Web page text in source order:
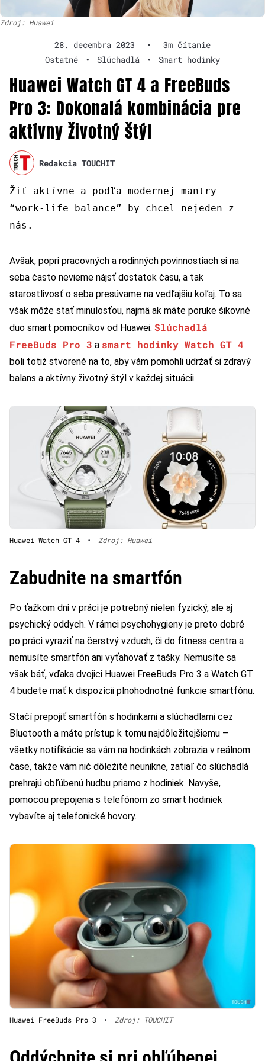
Zdroj: Huawei
28. decembra 2023 •
3m čítanie
Ostatné
• Slúchadlá • Smart hodinky
Huawei Watch GT 4 a FreeBuds
Pro 3: Dokonalá kombinácia pre
aktívny životný štýl
Redakcia TOUCHIT
Žiť aktívne a podľa modernej mantry
“work-life balance” by chcel nejeden z
nás.
Avšak, popri pracovných a rodinných povinnostiach si na
seba často nevieme nájsť dostatok času, a tak
starostlivosť o seba presúvame na vedľajšiu koľaj. To sa
však môže stať minulosťou, najmä ak máte poruke šikovné
duo smart pomocníkov od Huawei. Slúchadlá
FreeBuds Pro 3 a smart hodinky Watch GT 4
boli totiž stvorené na to, aby vám pomohli udržať si zdravý
balans a aktívny životný štýl v každej situácii.
Huawei Watch GT 4 • Zdroj: Huawei
Zabudnite na smartfón
Po ťažkom dni v práci je potrebný nielen fyzický, ale aj
psychický oddych. V rámci psychohygieny je preto dobré
po práci vyraziť na čerstvý vzduch, či do fitness centra a
nemusíte smartfón ani vyťahovať z tašky. Nemusíte sa
však báť, vďaka dvojici Huawei FreeBuds Pro 3 a Watch GT
4 budete mať k dispozícii plnohodnotné funkcie smartfónu.
Stačí prepojiť smartfón s hodinkami a slúchadlami cez
Bluetooth a máte prístup k tomu najdôležitejšiemu –
všetky notifikácie sa vám na hodinkách zobrazia v reálnom
čase, takže vám nič dôležité neunikne, zatiaľ čo slúchadlá
prehrajú obľúbenú hudbu priamo z hodiniek. Navyše,
pomocou prepojenia s telefónom zo smart hodiniek
vybavíte aj telefonické hovory.
Huawei FreeBuds Pro 3 • Zdroj: TOUCHIT